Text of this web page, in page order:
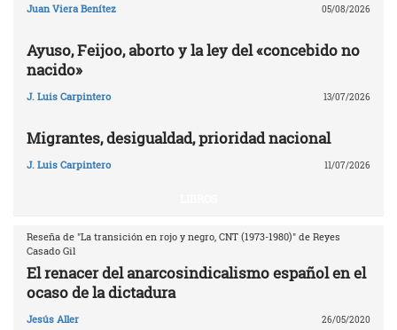
Juan Viera Benítez 05/08/2026
Ayuso, Feijoo, aborto y la ley del «concebido no
nacido»
J. Luis Carpintero 13/07/2026
Migrantes, desigualdad, prioridad nacional
J. Luis Carpintero 11/07/2026
Reseña de "La transición en rojo y negro, CNT (1973-1980)" de Reyes
Casado Gil
El renacer del anarcosindicalismo español en el
ocaso de la dictadura
Jesús Aller 26/05/2020